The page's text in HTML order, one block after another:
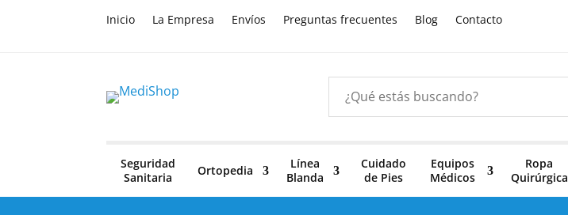
Inicio La Empresa Envíos Preguntas frecuentes Blog Contacto
Seguridad
Sanitaria
Ortopedia
Línea
Blanda
Cuidado
de Pies
Equipos
Médicos
Ropa
Quirúrgica